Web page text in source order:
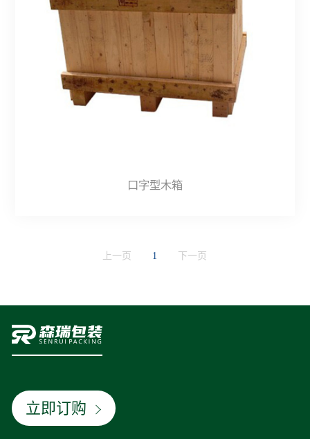
口字型木箱
上一页 1 下一页
立即订购